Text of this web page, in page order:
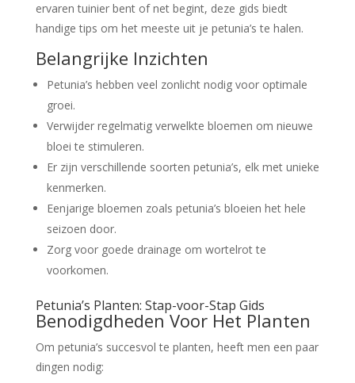
ervaren tuinier bent of net begint, deze gids biedt
handige tips om het meeste uit je petunia’s te halen.
Belangrijke Inzichten
Petunia’s hebben veel zonlicht nodig voor optimale
groei.
Verwijder regelmatig verwelkte bloemen om nieuwe
bloei te stimuleren.
Er zijn verschillende soorten petunia’s, elk met unieke
kenmerken.
Eenjarige bloemen zoals petunia’s bloeien het hele
seizoen door.
Zorg voor goede drainage om wortelrot te
voorkomen.
Petunia’s Planten: Stap-voor-Stap Gids
Benodigdheden Voor Het Planten
Om petunia’s succesvol te planten, heeft men een paar
dingen nodig: